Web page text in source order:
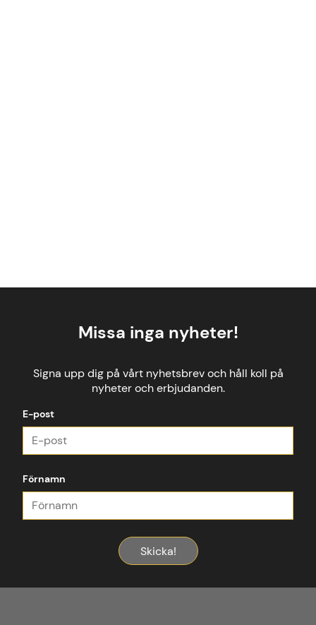
Missa inga nyheter!
Signa upp dig på vårt nyhetsbrev och håll koll på
nyheter och erbjudanden.
E-post
Förnamn
Skicka!